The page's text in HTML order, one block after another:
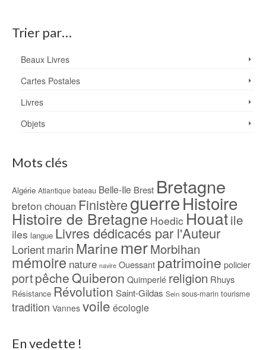
Trier par…
Beaux Livres
Cartes Postales
Livres
Objets
Mots clés
Algérie Atlantique bateau Belle-Ile Brest Bretagne
breton chouan FinistèreguerreHistoire
Histoire de Bretagne Hoedic Houatile
iles langue Livres dédicacés par l'Auteur
Lorientmarin Marine merMorbihan
mémoire nature navire Ouessant patrimoine policier
portpêcheQuiberon Quimperlé religion Rhuys
Résistance Révolution Saint-Gildas Sein sous-marin tourisme
tradition Vannes voile écologie
En vedette !